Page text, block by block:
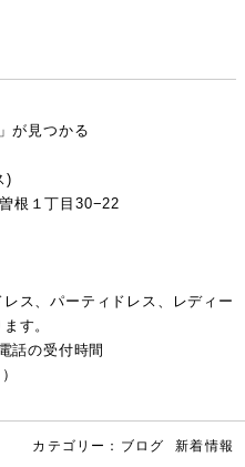
が見つかる
)
根１丁目30−22
ス、パーティドレス、レディー
す。
話の受付時間
カテゴリー： ブログ 新着情報